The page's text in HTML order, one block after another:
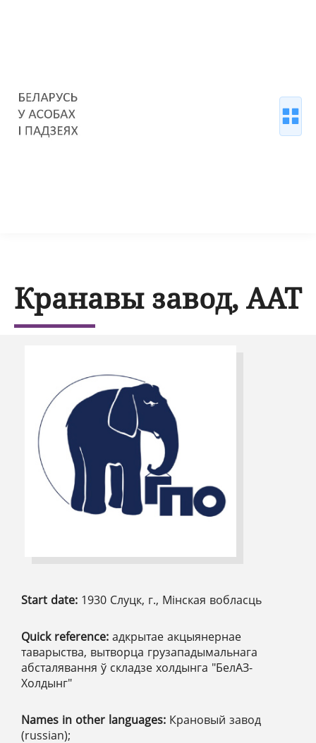
Кранавы завод, ААТ
Start date: 1930 Слуцк, г., Мінская вобласць
Quick reference: адкрытае акцыянернае
таварыства, вытворца грузападымальнага
абсталявання ў складзе холдынга "БелАЗ-
Холдынг"
Names in other languages: Крановый завод
(russian);